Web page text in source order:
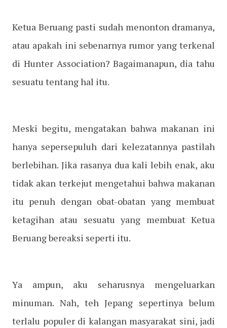
Ketua Beruang pasti sudah menonton dramanya,
atau apakah ini sebenarnya rumor yang terkenal
di Hunter Association? Bagaimanapun, dia tahu
sesuatu tentang hal itu.
Meski begitu, mengatakan bahwa makanan ini
hanya sepersepuluh dari kelezatannya pastilah
berlebihan. Jika rasanya dua kali lebih enak, aku
tidak akan terkejut mengetahui bahwa makanan
itu penuh dengan obat-obatan yang membuat
ketagihan atau sesuatu yang membuat Ketua
Beruang bereaksi seperti itu.
Ya ampun, aku seharusnya mengeluarkan
minuman. Nah, teh Jepang sepertinya belum
terlalu populer di kalangan masyarakat sini, jadi